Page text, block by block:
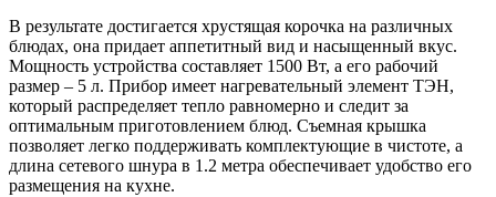
В результате достигается хрустящая корочка на различных
блюдах, она придает аппетитный вид и насыщенный вкус.
Мощность устройства составляет 1500 Вт, а его рабочий
размер – 5 л. Прибор имеет нагревательный элемент ТЭН,
который распределяет тепло равномерно и следит за
оптимальным приготовлением блюд. Съемная крышка
позволяет легко поддерживать комплектующие в чистоте, а
длина сетевого шнура в 1.2 метра обеспечивает удобство его
размещения на кухне.